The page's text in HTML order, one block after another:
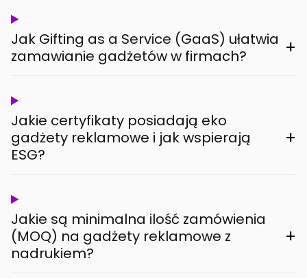
Jak Gifting as a Service (GaaS) ułatwia
zamawianie gadżetów w firmach?
+
Jakie certyfikaty posiadają eko
gadżety reklamowe i jak wspierają
ESG?
+
Jakie są minimalna ilość zamówienia
(MOQ) na gadżety reklamowe z
nadrukiem?
+